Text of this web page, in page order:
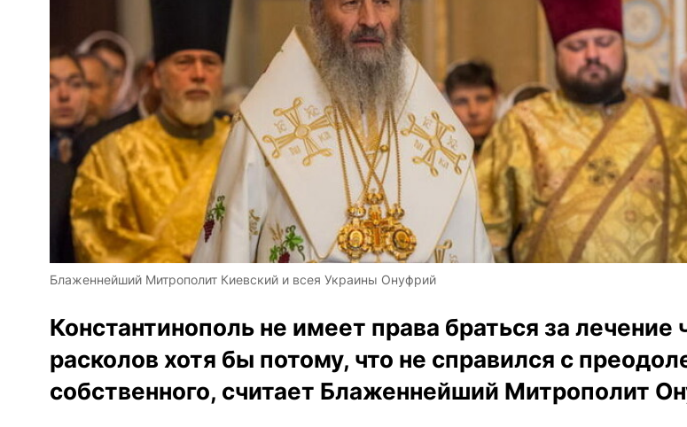
Блаженнейший Митрополит Киевский и всея Украины Онуфрий
Константинополь не имеет права браться за лечение
расколов хотя бы потому, что не справился с
собственного, считает Блаженнейший Митрополит